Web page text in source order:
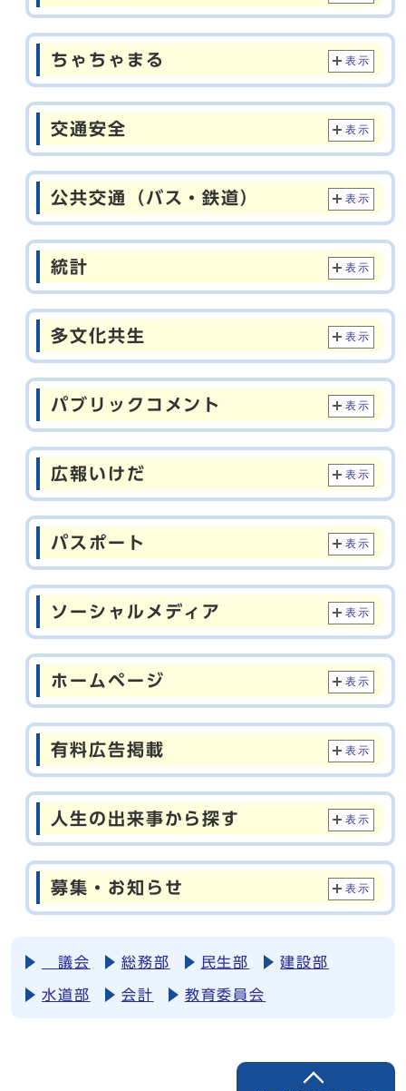
ちゃちゃまる 表示
交通安全 表示
公共交通（バス・鉄道） 表示
統計 表示
多文化共生 表示
パブリックコメント 表示
広報いけだ 表示
パスポート 表示
ソーシャルメディア 表示
ホームページ 表示
有料広告掲載 表示
人生の出来事から探す 表示
募集・お知らせ 表示
議会 総務部 民生部 建設部
水道部 会計 教育委員会